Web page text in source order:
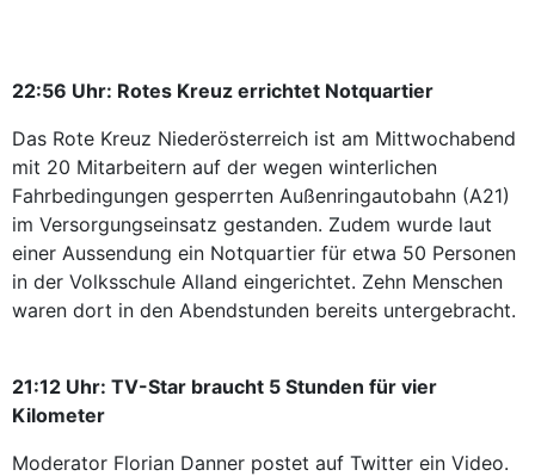
22:56 Uhr: Rotes Kreuz errichtet Notquartier
Das Rote Kreuz Niederösterreich ist am Mittwochabend
mit 20 Mitarbeitern auf der wegen winterlichen
Fahrbedingungen gesperrten Außenringautobahn (A21)
im Versorgungseinsatz gestanden. Zudem wurde laut
einer Aussendung ein Notquartier für etwa 50 Personen
in der Volksschule Alland eingerichtet. Zehn Menschen
waren dort in den Abendstunden bereits untergebracht.
21:12 Uhr: TV-Star braucht 5 Stunden für vier
Kilometer
Moderator Florian Danner postet auf Twitter ein Video.